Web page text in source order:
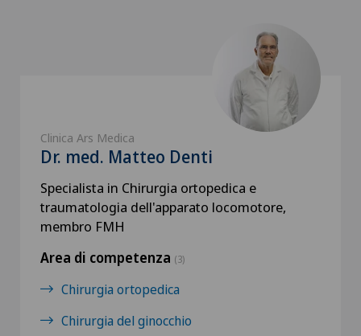
Clinica Ars Medica
Dr. med. Matteo Denti
Specialista in Chirurgia ortopedica e
traumatologia dell'apparato locomotore,
membro FMH
Area di competenza (3)
Chirurgia ortopedica
Chirurgia del ginocchio